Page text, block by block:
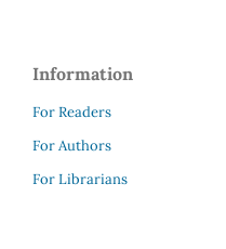
Information
For Readers
For Authors
For Librarians